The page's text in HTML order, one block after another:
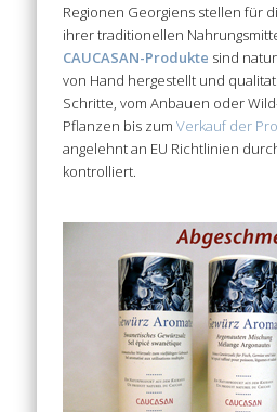
Regionen Georgiens stellen für
ihrer traditionellen
CAUCASAN-Produkte sind
von Hand hergestellt und
Schritte, vom Anbauen oder
Pflanzen bis zumVerkauf der
angelehnt an EU Richtlinien
kontrolliert.